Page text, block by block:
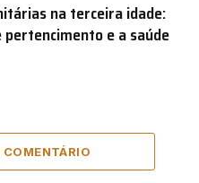
na terceira idade:
e a saúde